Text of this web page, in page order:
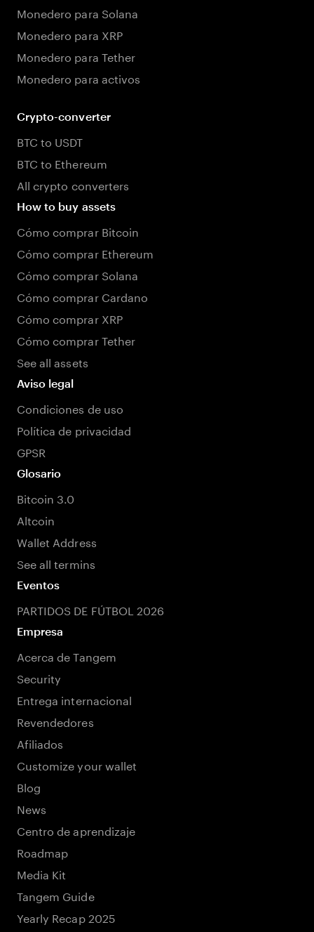
Monedero para Solana
Monedero para XRP
Monedero para Tether
Monedero para activos
Crypto-converter
BTC to USDT
BTC to Ethereum
All crypto converters
How to buy assets
Cómo comprar Bitcoin
Cómo comprar Ethereum
Cómo comprar Solana
Cómo comprar Cardano
Cómo comprar XRP
Cómo comprar Tether
See all assets
Aviso legal
Condiciones de uso
Política de privacidad
GPSR
Glosario
Bitcoin 3.0
Altcoin
Wallet Address
See all termins
Eventos
PARTIDOS DE FÚTBOL 2026
Empresa
Acerca de Tangem
Security
Entrega internacional
Revendedores
Afiliados
Customize your wallet
Blog
News
Centro de aprendizaje
Roadmap
Media Kit
Tangem Guide
Yearly Recap 2025